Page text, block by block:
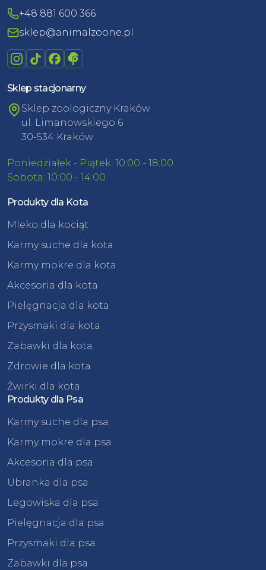
+48 881 600 366
sklep@animalzoone.pl
Sklep stacjonarny
Sklep zoologiczny Kraków
ul. Limanowskiego 6
30-534 Kraków
Poniedziałek - Piątek: 10:00 - 18:00
Sobota: 10:00 - 14:00
Produkty dla Kota
Mleko dla kociąt
Karmy suche dla kota
Karmy mokre dla kota
Akcesoria dla kota
Pielęgnacja dla kota
Przysmaki dla kota
Zabawki dla kota
Zdrowie dla kota
Żwirki dla kota
Produkty dla Psa
Karmy suche dla psa
Karmy mokre dla psa
Akcesoria dla psa
Ubranka dla psa
Legowiska dla psa
Pielęgnacja dla psa
Przysmaki dla psa
Zabawki dla psa